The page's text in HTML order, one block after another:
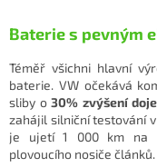
Baterie s pevným
Téměř všichni hlavní
baterie. VW očekává
sliby o30% zvýšení
zahájil silniční testování
je ujetí 1 000 km na
plovoucího nosiče článků.